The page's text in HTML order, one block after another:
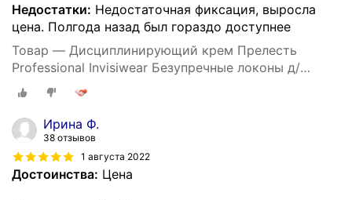
Недостатки: Недостаточная фиксация, выросла
цена. Полгода назад был гораздо доступнее
Товар — Дисциплинирующий крем Прелесть
Professional Invisiwear Безупречные локоны д/
укладки кудрявых и волнистых волос, 150 мл
Ирина Ф.
38 отзывов
1 августа 2022
Достоинства: Цена